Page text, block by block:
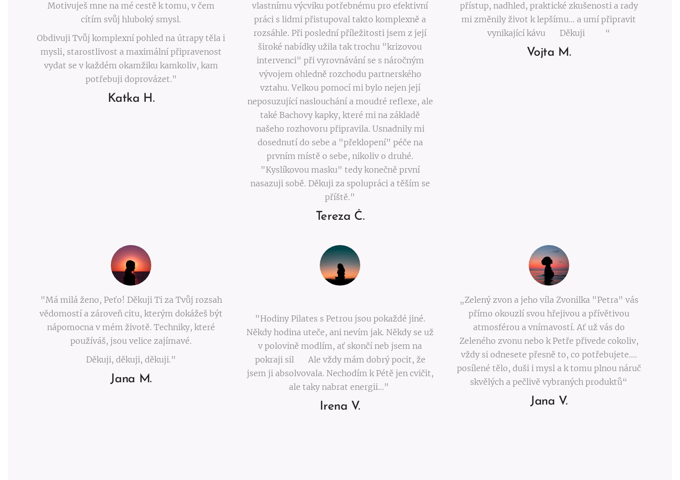
Motivuješ mne na mé cestě k tomu, v čem
cítím svůj hluboký smysl.
Obdivuji Tvůj komplexní pohled na útrapy těla i
mysli, starostlivost a maximální připravenost
vydat se v každém okamžiku kamkoliv, kam
potřebuji doprovázet."
Katka H.
vlastnímu výcviku potřebnému pro efektivní
práci s lidmi přistupoval takto komplexně a
rozsáhle. Při poslední příležitosti jsem z její
široké nabídky užila tak trochu "krizovou
intervenci" při vyrovnávání se s náročným
vývojem ohledně rozchodu partnerského
vztahu. Velkou pomocí mi bylo nejen její
neposuzující naslouchání a moudré reflexe, ale
také Bachovy kapky, které mi na základě
našeho rozhovoru připravila. Usnadnily mi
dosednutí do sebe a "překlopení" péče na
prvním místě o sebe, nikoliv o druhé.
"Kyslíkovou masku" tedy konečně první
nasazuji sobě. Děkuji za spolupráci a těším se
příště."
Tereza Č.
přístup, nadhled, praktické zkušenosti a rady
mi změnily život k lepšímu... a umí připravit
vynikající kávu 😄 Děkuji🙏😊“
Vojta M.
"Má milá ženo, Peťo! Děkuji Ti za Tvůj rozsah
vědomostí a zároveň citu, kterým dokážeš být
nápomocna v mém životě. Techniky, které
používáš, jsou velice zajímavé.
Děkuji, děkuji, děkuji."
Jana M.
"Hodiny Pilates s Petrou jsou pokaždé jiné.
Někdy hodina uteče, ani nevím jak. Někdy se už
v polovině modlím, ať skončí neb jsem na
pokraji sil 😀 Ale vždy mám dobrý pocit, že
jsem ji absolvovala. Nechodím k Pétě jen cvičit,
ale taky nabrat energii..."
Irena V.
„Zelený zvon a jeho víla Zvonilka "Petra" vás
přímo okouzlí svou hřejivou a přívětivou
atmosférou a vnímavostí. Ať už vás do
Zeleného zvonu nebo k Petře přivede cokoliv,
vždy si odnesete přesně to, co potřebujete....
posílené tělo, duši i mysl a k tomu plnou náruč
skvělých a pečlivě vybraných produktů“
Jana V.